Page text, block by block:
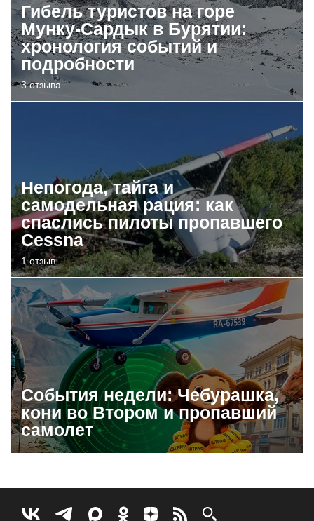
Гибель туристов на горе
Мунку-Сардык в Бурятии:
хронология событий и
подробности
3 отзыва
Непогода, тайга и
самодельная рация: как
спаслись пилоты пропавшего
Cessna
1 отзыв
События недели: Чебурашка,
кони во Втором и пропавший
самолет